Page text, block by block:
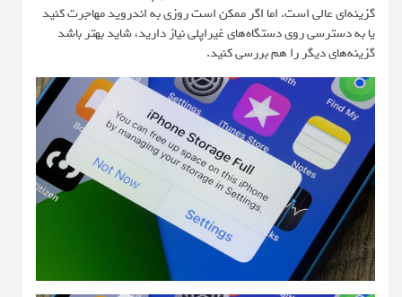
گزینه‌ای عالی است. اما اگر ممکن است روزی به اندروید مهاجرت کنید
یا به دسترسی روی دستگاه‌های غیراپلی نیاز دارید، شاید بهتر باشد
گزینه‌های دیگر را هم بررسی کنید.